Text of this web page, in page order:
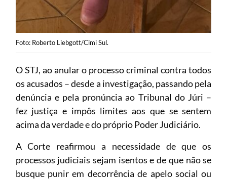
Foto: Roberto Liebgott/Cimi Sul.
O STJ, ao anular o processo criminal contra todos
os acusados – desde a investigação, passando pela
denúncia e pela pronúncia ao Tribunal do Júri –
fez justiça e impôs limites aos que se sentem
acima da verdade e do próprio Poder Judiciário.
A Corte reafirmou a necessidade de que os
processos judiciais sejam isentos e de que não se
busque punir em decorrência de apelo social ou